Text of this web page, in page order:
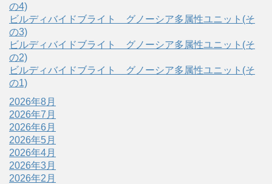
の4)
ビルディバイドブライト グノーシア多属性ユニット(そ
の3)
ビルディバイドブライト グノーシア多属性ユニット(そ
の2)
ビルディバイドブライト グノーシア多属性ユニット(そ
の1)
2026年8月
2026年7月
2026年6月
2026年5月
2026年4月
2026年3月
2026年2月